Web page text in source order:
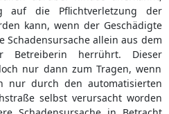
auf die Pflichtverletzung der
kann, wenn der Geschädigte
Schadensursache allein aus dem
Betreiberin herrührt. Dieser
nur dann zum Tragen, wenn
nur durch den automatisierten
selbst verursacht worden